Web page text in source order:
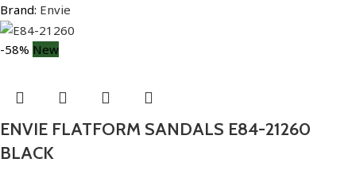
Brand: Envie
-58% New
ENVIE FLATFORM SANDALS E84-21260
BLACK